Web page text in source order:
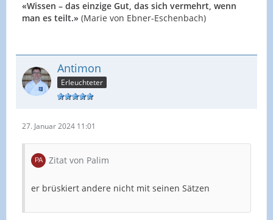
«Wissen – das einzige Gut, das sich vermehrt, wenn
man es teilt.» (Marie von Ebner-Eschenbach)
Antimon
Erleuchteter
27. Januar 2024 11:01
Zitat von Palim
er brüskiert andere nicht mit seinen Sätzen